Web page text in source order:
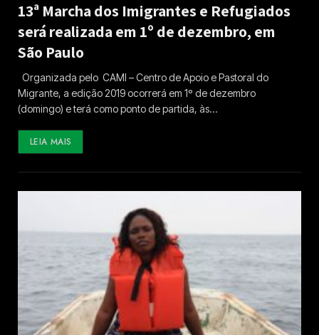
13ª Marcha dos Imigrantes e Refugiados
será realizada em 1º de dezembro, em
São Paulo
Organizada pelo CAMI – Centro de Apoio e Pastoral do
Migrante, a edição 2019 ocorrerá em 1º de dezembro
(domingo) e terá como ponto de partida, às…
LEIA MAIS